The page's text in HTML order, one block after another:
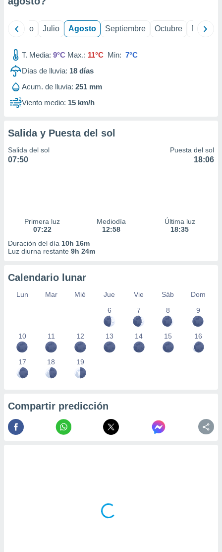
mediante
publicidad
publicidad
1199
Junio Julio Agosto Septiembre Octubre
T. Media: 9°C Max.: 11°C Min: 7°C
Días de lluvia: 18 días
Acum. de lluvia: 251 mm
Viento medio: 15 km/h
Salida y Puesta del sol
Salida del sol
07:50
Puesta del sol
18:06
Primera luz
07:22
Mediodía
12:58
Última luz
18:35
Duración del día 10h 16m
Luz diurna restante 9h 24m
Calendario lunar
Lun Mar Mié Jue Vie Sáb
Dom
6
7 8 9
10 11 12 13 14 15 16
17 18 19
Compartir predicción